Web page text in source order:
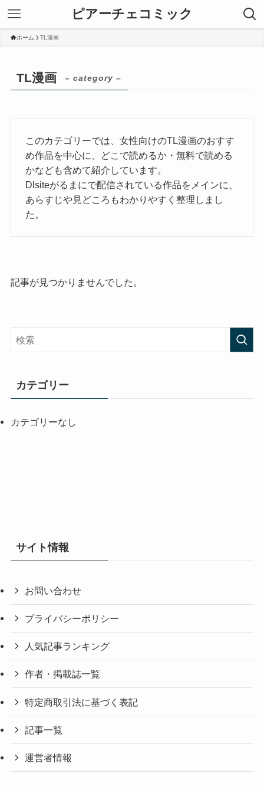
ピアーチェコミック
ホーム TL漫画
TL漫画 – category –
このカテゴリーでは、女性向けのTL漫画のおすす
め作品を中心に、どこで読めるか・無料で読める
かなども含めて紹介しています。
Dlsiteがるまにで配信されている作品をメインに、
あらすじや見どころもわかりやすく整理しまし
た。
記事が見つかりませんでした。
カテゴリー
カテゴリーなし
サイト情報
お問い合わせ
プライバシーポリシー
人気記事ランキング
作者・掲載誌一覧
特定商取引法に基づく表記
記事一覧
運営者情報